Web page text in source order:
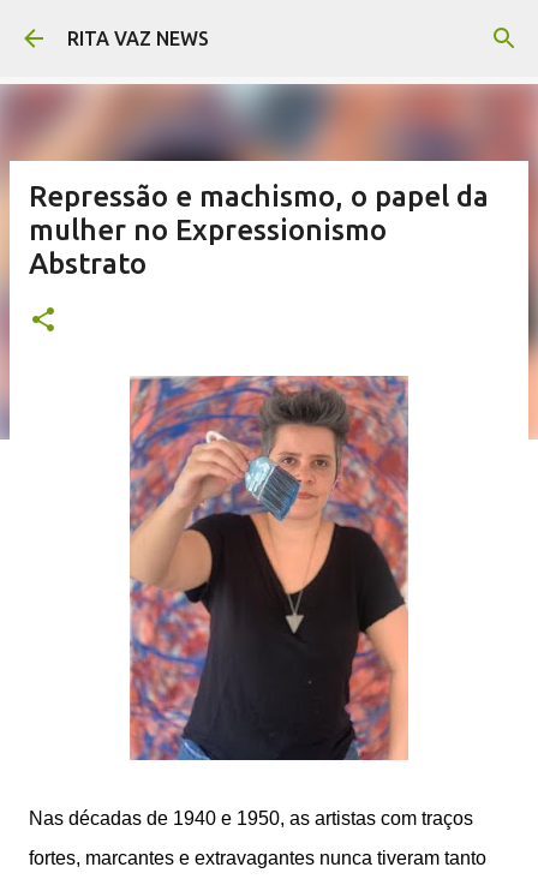
Pular para o conteúdo principal
RITA VAZ NEWS
Repressão e machismo, o papel da
mulher no Expressionismo
Abstrato
Nas décadas de 1940 e 1950, as artistas com traços
fortes, marcantes e extravagantes nunca tiveram tanto